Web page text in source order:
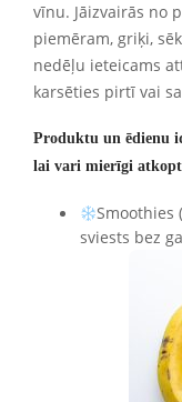
vīnu. Jāizvairās no
piemēram, griķi,
nedēļu ieteicams
karsēties pirtī vai
Produktu un ēdienu
lai vari mierīgi
Smoothies
sviests bez